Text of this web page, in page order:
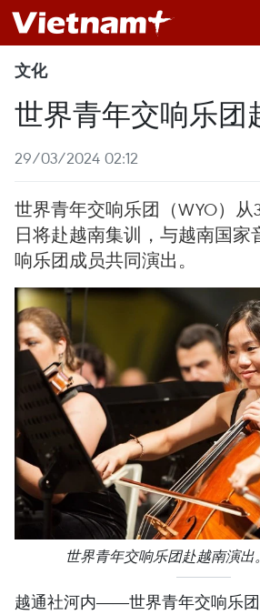
文化
世界青年交响乐团
29/03/2024 02:12
世界青年交响乐团（WYO）从
日将赴越南集训，与越南国家
响乐团成员共同演出。
世界青年交响乐团赴越南演出
越通社河内——世界青年交响乐